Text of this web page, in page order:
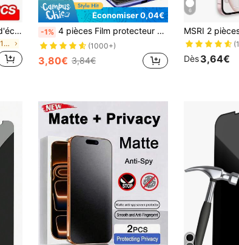
3 pièces - Film protecteur d'écran essentiel pour 16promax, 16, 16pro, 16plus, 14 Pro Max 6.7, 17, 17 Pro, 17 Pro Max, 17 Air et autres modèles, film céramique haute qualité 9H+, doux et confortable, céramique anti-rayures, céramique mate anti-rayures, sensible au toucher, compatible avec les étuis de téléphone, indispensable
de iPhone 11 Pro Protections d'écran de téléphone
Économiser 0,04€
-1% 4 pièces Film protecteur d'écran en hydrogel HD compatible avec Samsung Galaxy Z Flip8 Flip6 Z Flip5 Flip4 Flip3 Film de protection de téléphone (Pas de verre trempé)
(1000+)
3,80€ 3,84€
6
Dès3,64€